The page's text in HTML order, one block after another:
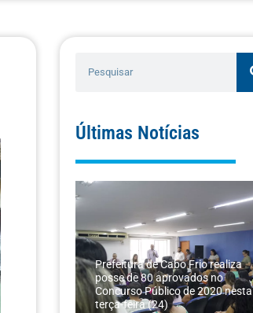
Últimas Notícias
Prefeitura de Cabo Frio realiza
posse de 80 aprovados no
Concurso Público de 2020 nesta
terça-feira (24)